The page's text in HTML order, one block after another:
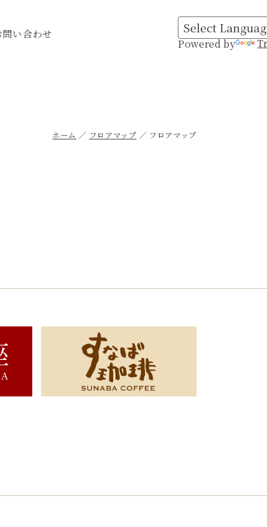
問い合わせ
Powered by
ホーム フロアマップ フロアマップ